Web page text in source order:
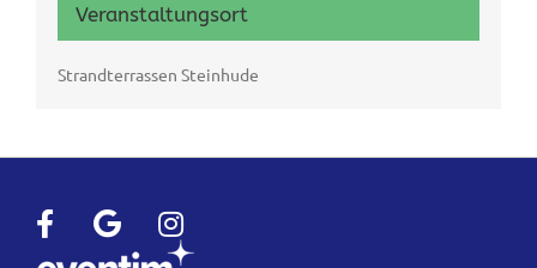
Veranstaltungsort
Strandterrassen Steinhude